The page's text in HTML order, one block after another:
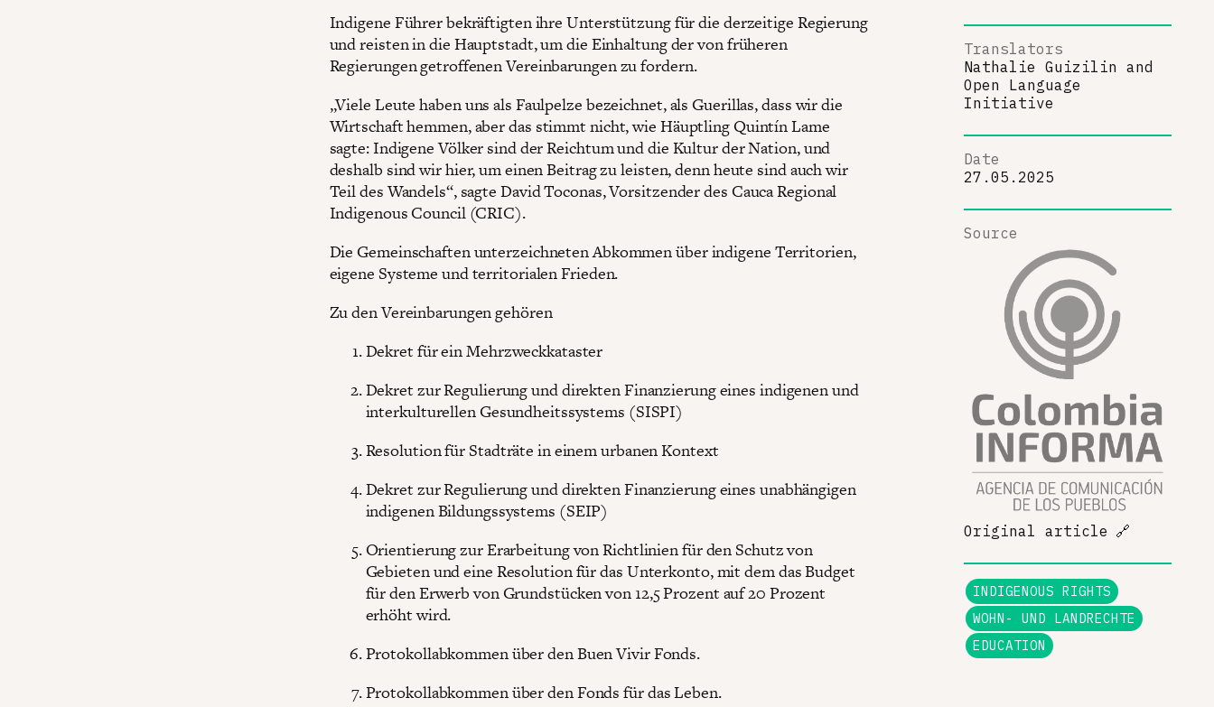
Indigene Führer bekräftigten ihre Unterstützung für die derzeitige Regierung
und reisten in die Hauptstadt, um die Einhaltung der von früheren
Regierungen getroffenen Vereinbarungen zu fordern.
„Viele Leute haben uns als Faulpelze bezeichnet, als Guerillas, dass wir die
Wirtschaft hemmen, aber das stimmt nicht, wie Häuptling Quintín Lame
sagte: Indigene Völker sind der Reichtum und die Kultur der Nation, und
deshalb sind wir hier, um einen Beitrag zu leisten, denn heute sind auch wir
Teil des Wandels“, sagte David Toconas, Vorsitzender des Cauca Regional
Indigenous Council (CRIC).
Die Gemeinschaften unterzeichneten Abkommen über indigene Territorien,
eigene Systeme und territorialen Frieden.
Zu den Vereinbarungen gehören
Dekret für ein Mehrzweckkataster
Dekret zur Regulierung und direkten Finanzierung eines indigenen und
interkulturellen Gesundheitssystems (SISPI)
Resolution für Stadträte in einem urbanen Kontext
Dekret zur Regulierung und direkten Finanzierung eines unabhängigen
indigenen Bildungssystems (SEIP)
Orientierung zur Erarbeitung von Richtlinien für den Schutz von
Gebieten und eine Resolution für das Unterkonto, mit dem das Budget
für den Erwerb von Grundstücken von 12,5 Prozent auf 20 Prozent
erhöht wird.
Protokollabkommen über den Buen Vivir Fonds.
Protokollabkommen über den Fonds für das Leben.
Translators
Nathalie Guizilin and
Open Language
Initiative
Date
27.05.2025
Source
Original article 🔗
INDIGENOUS RIGHTS
WOHN- UND LANDRECHTE
EDUCATION